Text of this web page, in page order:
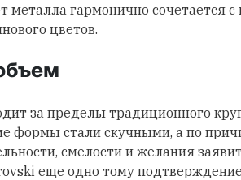
металла гармонично сочетается
цветов.
за пределы традиционного
формы стали скучными, а по
смелости и желания
еще одно тому